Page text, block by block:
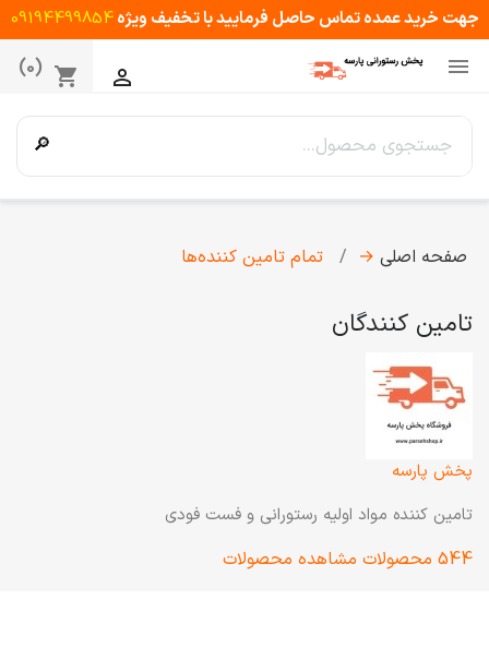
جهت خرید عمده تماس حاصل فرمایید با تخفیف ویژه09194499854

shopping_cart
(0) 
🔎
صفحه اصلی → تمام ‌تامین‌ کننده‌ها
تامین کنندگان
پخش پارسه
تامین کننده مواد اولیه رستورانی و فست فودی
544 محصولات مشاهده محصولات